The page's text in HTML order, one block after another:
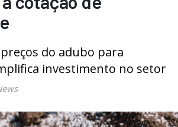
do adubo para
investimento no setor